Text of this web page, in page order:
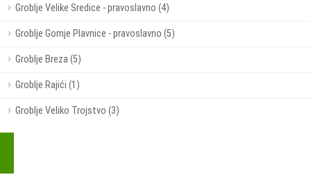
Groblje Velike Sredice - pravoslavno (4)
Groblje Gornje Plavnice - pravoslavno (5)
Groblje Breza (5)
Groblje Rajići (1)
Groblje Veliko Trojstvo (3)